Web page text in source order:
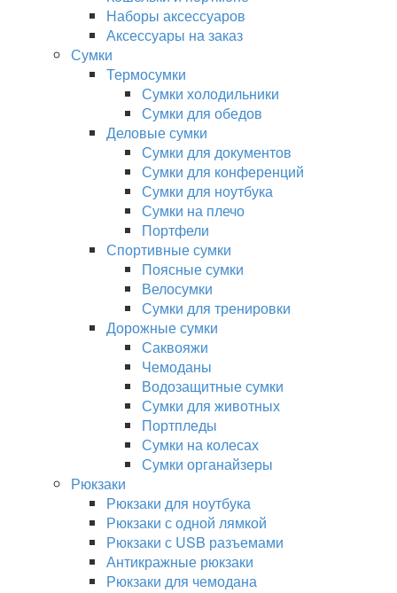
Наборы аксессуаров
Аксессуары на заказ
Сумки
Термосумки
Сумки холодильники
Сумки для обедов
Деловые сумки
Сумки для документов
Сумки для конференций
Сумки для ноутбука
Сумки на плечо
Портфели
Спортивные сумки
Поясные сумки
Велосумки
Сумки для тренировки
Дорожные сумки
Саквояжи
Чемоданы
Водозащитные сумки
Сумки для животных
Портпледы
Сумки на колесах
Сумки органайзеры
Рюкзаки
Рюкзаки для ноутбука
Рюкзаки с одной лямкой
Рюкзаки с USB разъемами
Антикражные рюкзаки
Рюкзаки для чемодана